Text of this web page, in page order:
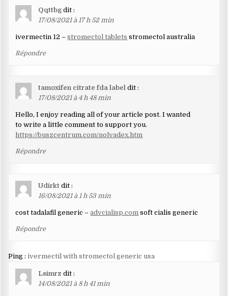
Qqttbg dit :
17/08/2021 à 17 h 52 min
ivermectin 12 –stromectol tablets stromectol australia
Répondre
tamoxifen citrate fda label dit :
17/08/2021 à 4 h 48 min
Hello, I enjoy reading all of your article post. I wanted
to write a little comment to support you.
https://buszcentrum.com/nolvadex.htm
Répondre
Udirkt dit :
16/08/2021 à 1 h 53 min
cost tadalafil generic –advcialisp.com soft cialis generic
Répondre
Ping :ivermectil with stromectol generic usa
Lsimrz dit :
14/08/2021 à 8 h 41 min